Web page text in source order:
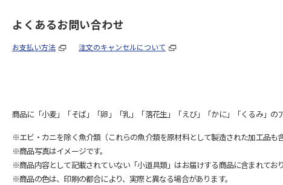
よくあるお問い合わせ
お支払い方法 注文のキャンセルについて
商品に「小麦」「そば」「卵」「乳」「落花生」「えび」「かに」「くるみ」の
※エビ・カニを除く魚介類（これらの魚介類を原材料として製造された加工品も
※商品写真はイメージです。
※商品内容として記載されていない「小道具類」はお届けする商品に含まれており
※商品の色は、印刷の都合により、実際と異なる場合があります。